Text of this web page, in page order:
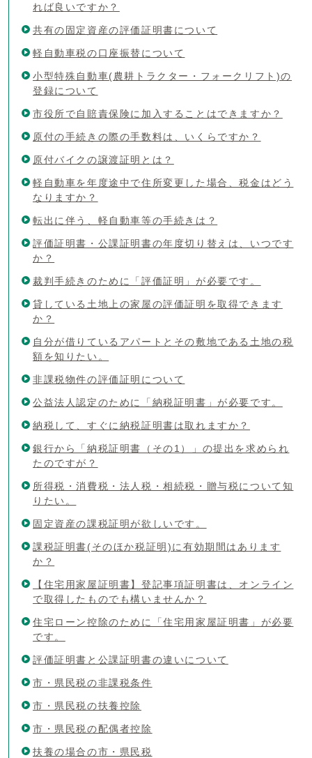
れば良いですか？
共有の固定資産の評価証明書について
軽自動車税の口座振替について
小型特殊自動車(農耕トラクター・フォークリフト)の
登録について
市役所で自賠責保険に加入することはできますか？
原付の手続きの際の手数料は、いくらですか？
原付バイクの譲渡証明とは？
軽自動車を年度途中で住所変更した場合、税金はどう
なりますか？
転出に伴う、軽自動車等の手続きは？
評価証明書・公課証明書の年度切り替えは、いつです
か？
裁判手続きのために「評価証明」が必要です。
貸している土地上の家屋の評価証明を取得できます
か？
自分が借りているアパートとその敷地である土地の税
額を知りたい。
非課税物件の評価証明について
公益法人認定のために「納税証明書」が必要です。
納税して、すぐに納税証明書は取れますか？
銀行から「納税証明書（その1）」の提出を求められ
たのですが？
所得税・消費税・法人税・相続税・贈与税について知
りたい。
固定資産の課税証明が欲しいです。
課税証明書(そのほか税証明)に有効期間はあります
か？
【住宅用家屋証明書】登記事項証明書は、オンライン
で取得したものでも構いませんか？
住宅ローン控除のために「住宅用家屋証明書」が必要
です。
評価証明書と公課証明書の違いについて
市・県民税の非課税条件
市・県民税の扶養控除
市・県民税の配偶者控除
扶養の場合の市・県民税